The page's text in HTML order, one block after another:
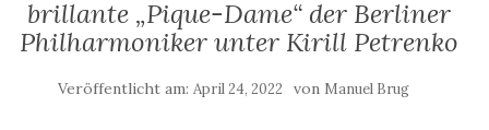
brillante „Pique-Dame“ der Berliner
Philharmoniker unter Kirill Petrenko
Veröffentlicht am: April 24, 2022 von Manuel Brug